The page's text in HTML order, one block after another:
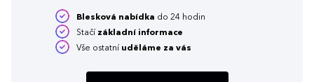
Blesková nabídka do 24 hodin
Stačí základní informace
Vše ostatní uděláme za vás